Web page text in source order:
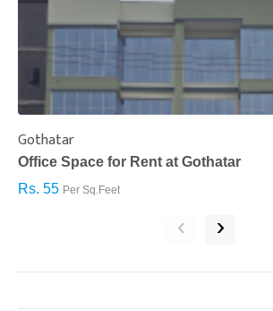
Gothatar
Office Space for Rent at Gothatar
Rs. 55 Per Sq.Feet
‹ ›